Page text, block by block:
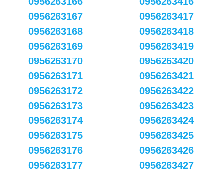
0956263167
0956263168
0956263169
0956263170
0956263171
0956263172
0956263173
0956263174
0956263175
0956263176
0956263177
0956263417
0956263418
0956263419
0956263420
0956263421
0956263422
0956263423
0956263424
0956263425
0956263426
0956263427